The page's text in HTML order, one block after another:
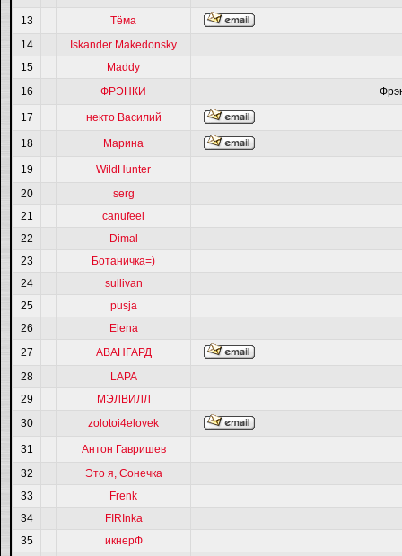
13
Тёма
14
Iskander Makedonsky
15
Maddy
16
ФРЭНКИ
17 некто Василий
18 Марина
19
WildHunter
20
serg
21
canufeel
22
Dimal
23
Ботаничка=)
24
sullivan
25
pusja
26
Elena
27
АВАНГАРД
28
LAPA
29
МЭЛВИЛЛ
30
zolotoi4elovek
31
Антон Гавришев
32
Это я, Сонечка
33
Frenk
34
FIRInka
35
икнерФ